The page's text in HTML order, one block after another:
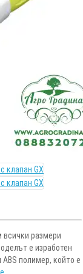
всички размери
е изработен
полимер, който е